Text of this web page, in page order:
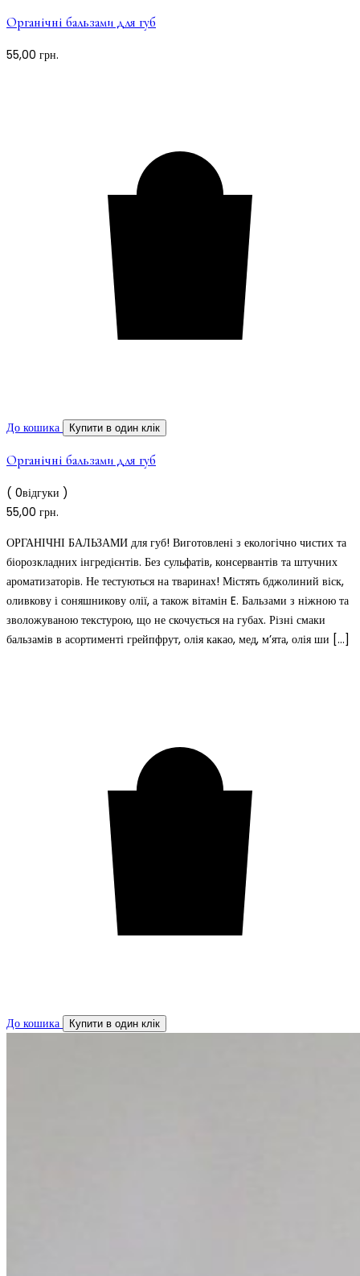
Органічні бальзами для губ
55,00 грн.
До кошика Купити в один клік
Органічні бальзами для губ
( 0відгуки )
55,00 грн.
ОРГАНІЧНІ БАЛЬЗАМИ для губ! Виготовлені з екологічно чистих та
біорозкладних інгредієнтів. Без сульфатів, консервантів та штучних
ароматизаторів. Не тестуються на тваринах! Містять бджолиний віск,
оливкову і соняшникову олії, а також вітамін E. Бальзами з ніжною та
зволожуваною текстурою, що не скочується на губах. Різні смаки
бальзамів в асортименті грейпфрут, олія какао, мед, м’ята, олія ши […]
До кошика Купити в один клік